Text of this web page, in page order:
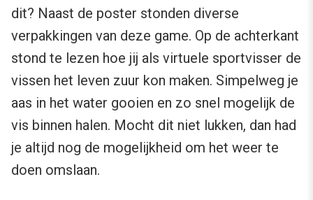
dit? Naast de poster stonden diverse
verpakkingen van deze game. Op de achterkant
stond te lezen hoe jij als virtuele sportvisser de
vissen het leven zuur kon maken. Simpelweg je
aas in het water gooien en zo snel mogelijk de
vis binnen halen. Mocht dit niet lukken, dan had
je altijd nog de mogelijkheid om het weer te
doen omslaan.